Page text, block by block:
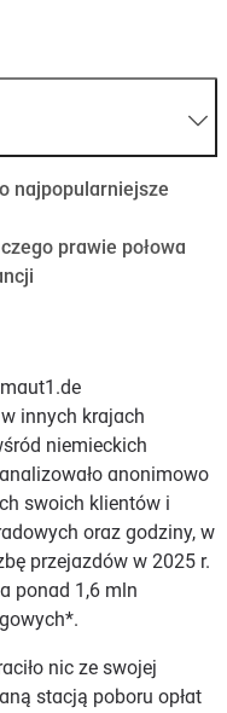
najpopularniejsze
prawie połowa
innych krajach
niemieckich
anonimowo
swoich klientów i
oraz godziny, w
przejazdów w 2025 r.
ponad 1,6 mln
nic ze swojej
stacją poboru opłat